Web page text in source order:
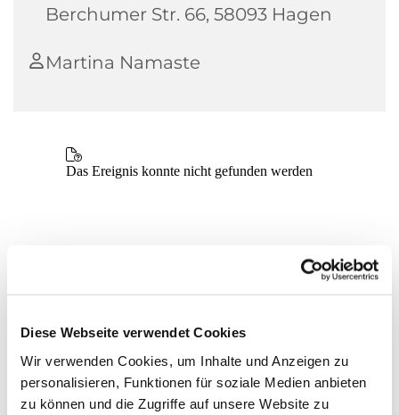
Diese Webseite verwendet Cookies
Wir verwenden Cookies, um Inhalte und Anzeigen zu
personalisieren, Funktionen für soziale Medien anbieten
zu können und die Zugriffe auf unsere Website zu
Berchumer Str. 66, 58093 Hagen
Martina Namaste